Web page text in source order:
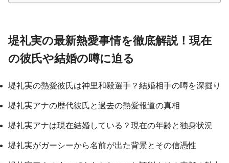
堤礼実の最新熱愛事情を徹底解説！現在
の彼氏や結婚の噂に迫る
堤礼実の熱愛彼氏は神里和毅選手？結婚相手の噂を深掘り
堤礼実アナの歴代彼氏と過去の熱愛報道の真相
堤礼実アナは現在結婚している？現在の年齢と独身状況
堤礼実がガーシーから名前が出た背景とその信憑性